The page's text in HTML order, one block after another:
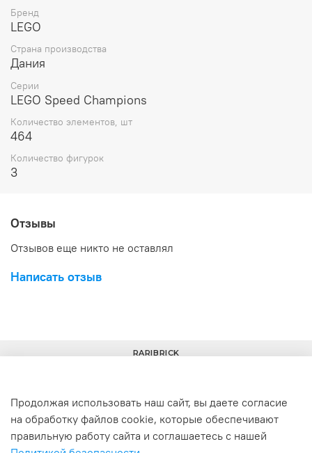
Бренд
LEGO
Страна производства
Дания
Серии
LEGO Speed Champions
Количество элементов, шт
464
Количество фигурок
3
Отзывы
Отзывов еще никто не оставлял
Написать отзыв
+7(977) 633-00-30
info@raribrick.ru
RARIBRICK
Продолжая использовать наш сайт, вы даете согласие
на обработку файлов cookie, которые обеспечивают
правильную работу сайта и соглашаетесь с нашей